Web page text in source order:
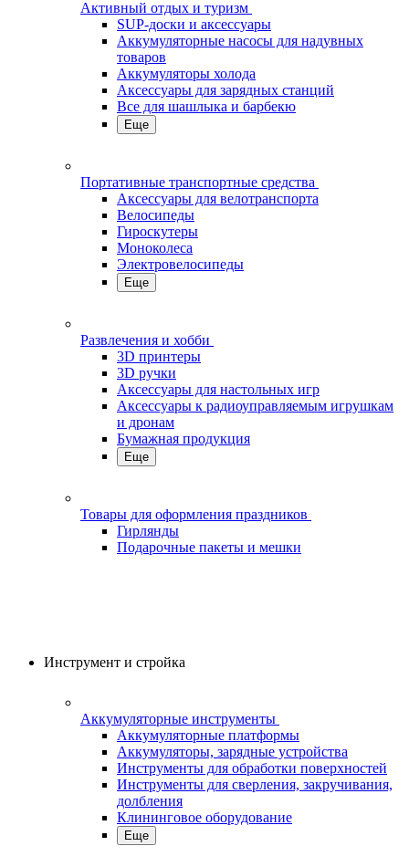
Активный отдых и туризм
SUP-доски и аксессуары
Аккумуляторные насосы для надувных
товаров
Аккумуляторы холода
Аксессуары для зарядных станций
Все для шашлыка и барбекю
Еще
Портативные транспортные средства
Аксессуары для велотранспорта
Велосипеды
Гироскутеры
Моноколеса
Электровелосипеды
Еще
Развлечения и хобби
3D принтеры
3D ручки
Аксессуары для настольных игр
Аксессуары к радиоуправляемым игрушкам
и дронам
Бумажная продукция
Еще
Товары для оформления праздников
Гирлянды
Подарочные пакеты и мешки
Инструмент и стройка
Аккумуляторные инструменты
Аккумуляторные платформы
Аккумуляторы, зарядные устройства
Инструменты для обработки поверхностей
Инструменты для сверления, закручивания,
долбления
Клининговое оборудование
Еще